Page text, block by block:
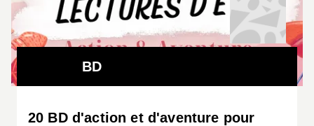
BD
20 BD d'action et d'aventure pour